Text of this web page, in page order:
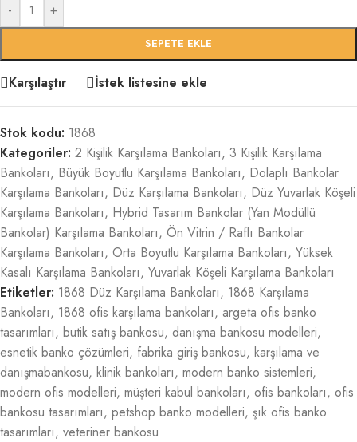
- +
SEPETE EKLE
Karşılaştır İstek listesine ekle
Stok kodu: 1868
Kategoriler: 2 Kişilik Karşılama Bankoları, 3 Kişilik Karşılama
Bankoları, Büyük Boyutlu Karşılama Bankoları, Dolaplı Bankolar
Karşılama Bankoları, Düz Karşılama Bankoları, Düz Yuvarlak Köşeli
Karşılama Bankoları, Hybrid Tasarım Bankolar (Yan Modüllü
Bankolar) Karşılama Bankoları, Ön Vitrin / Raflı Bankolar
Karşılama Bankoları, Orta Boyutlu Karşılama Bankoları, Yüksek
Kasalı Karşılama Bankoları, Yuvarlak Köşeli Karşılama Bankoları
Etiketler: 1868 Düz Karşılama Bankoları, 1868 Karşılama
Bankoları, 1868 ofis karşılama bankoları, argeta ofis banko
tasarımları, butik satış bankosu, danışma bankosu modelleri,
esnetik banko çözümleri, fabrika giriş bankosu, karşılama ve
danışmabankosu, klinik bankoları, modern banko sistemleri,
modern ofis modelleri, müşteri kabul bankoları, ofis bankoları, ofis
bankosu tasarımları, petshop banko modelleri, şık ofis banko
tasarımları, veteriner bankosu